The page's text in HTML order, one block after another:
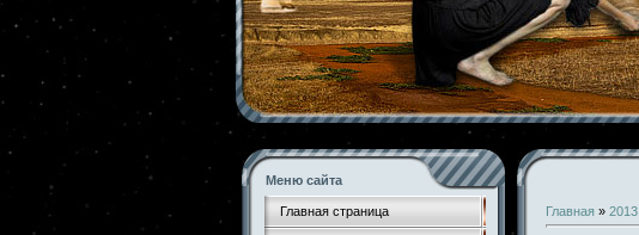
Меню сайта
Главная страница Главная » 2013